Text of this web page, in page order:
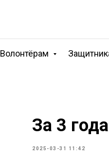
Волонтёрам
За 3
2025-03-31 11:42